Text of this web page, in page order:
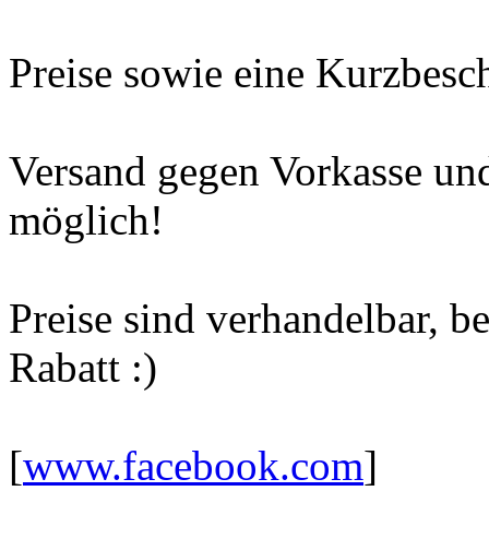
Preise sowie eine
Versand gegen Vorkasse
möglich!
Preise sind verhandelbar,
Rabatt :)
[www.facebook.com]